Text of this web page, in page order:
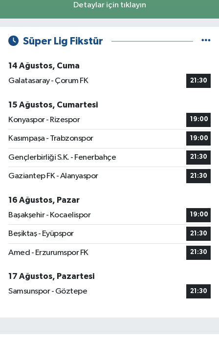
Detaylar için tıklayın
Süper Lig Fikstür
14 Ağustos, Cuma
Galatasaray - Çorum FK
21:30
15 Ağustos, Cumartesi
Konyaspor - Rizespor
19:00
Kasımpaşa - Trabzonspor 19:00
Gençlerbirliği S.K. - Fenerbahçe 21:30
Gaziantep FK - Alanyaspor 21:30
16 Ağustos, Pazar
Başakşehir - Kocaelispor
19:00
Beşiktaş - Eyüpspor 21:30
Amed - Erzurumspor FK 21:30
17 Ağustos, Pazartesi
Samsunspor - Göztepe
21:30